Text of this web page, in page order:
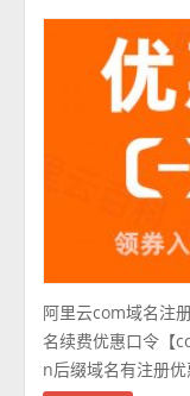
阿里云com域名注
名续费优惠口令【
n后缀域名有注册